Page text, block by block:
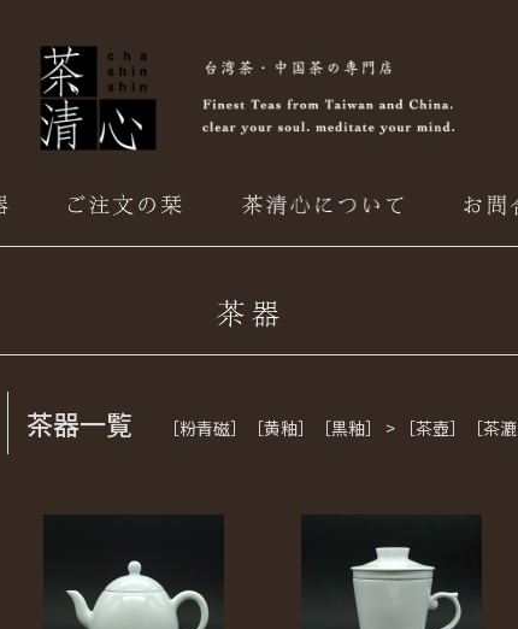
茶器一覧 ［粉青磁］［黄釉］［黒釉］ > ［茶壺］［茶